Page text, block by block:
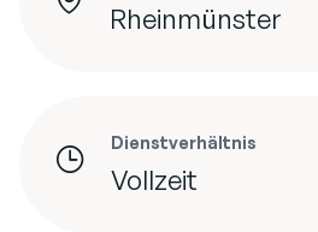
Rheinmünster
Dienstverhältnis
Vollzeit